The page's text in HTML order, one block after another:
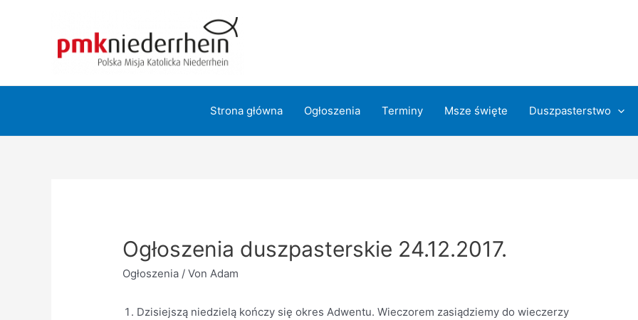
Strona główna Ogłoszenia Terminy Msze święte Duszpasterstwo
Ogłoszenia duszpasterskie 24.12.2017.
Ogłoszenia / VonAdam
Dzisiejszą niedzielą kończy się okres Adwentu. Wieczorem zasiądziemy do wieczerzy